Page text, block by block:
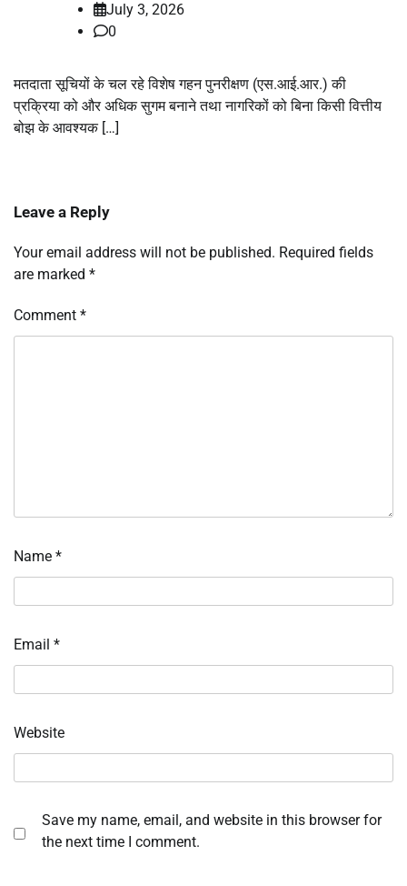
July 3, 2026
0
मतदाता सूचियों के चल रहे विशेष गहन पुनरीक्षण (एस.आई.आर.) की
प्रक्रिया को और अधिक सुगम बनाने तथा नागरिकों को बिना किसी वित्तीय
बोझ के आवश्यक […]
Leave a Reply
Your email address will not be published. Required fields
are marked *
Comment *
Name *
Email *
Website
Save my name, email, and website in this browser for
the next time I comment.